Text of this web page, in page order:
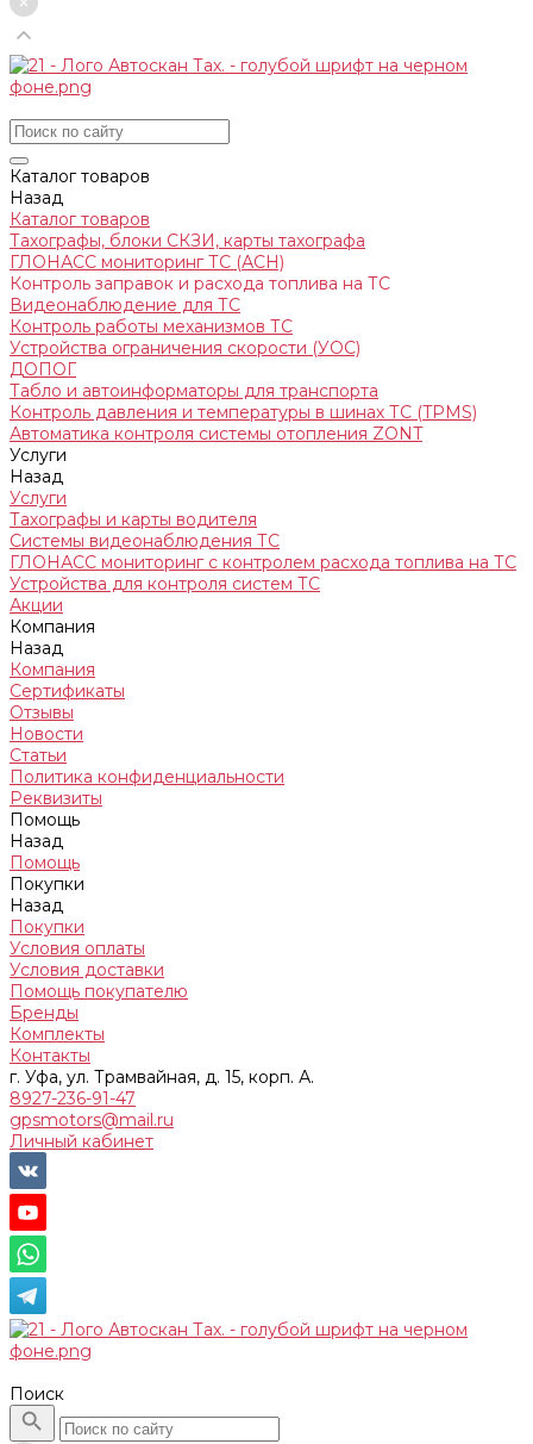
Каталог товаров
Назад
Каталог товаров
Тахографы, блоки СКЗИ, карты тахографа
ГЛОНАСС мониторинг ТС (АСН)
Контроль заправок и расхода топлива на ТС
Видеонаблюдение для ТС
Контроль работы механизмов ТС
Устройства ограничения скорости (УОС)
ДОПОГ
Табло и автоинформаторы для транспорта
Контроль давления и температуры в шинах ТС (TPMS)
Автоматика контроля системы отопления ZONT
Услуги
Назад
Услуги
Тахографы и карты водителя
Системы видеонаблюдения ТС
ГЛОНАСС мониторинг c контролем расхода топлива на ТС
Устройства для контроля систем ТС
Акции
Компания
Назад
Компания
Сертификаты
Отзывы
Новости
Статьи
Политика конфиденциальности
Реквизиты
Помощь
Назад
Помощь
Покупки
Назад
Покупки
Условия оплаты
Условия доставки
Помощь покупателю
Бренды
Комплекты
Контакты
г. Уфа, ул. Трамвайная, д. 15, корп. А.
8927-236-91-47
gpsmotors@mail.ru
Личный кабинет
Поиск